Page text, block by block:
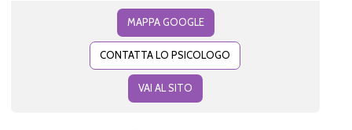
MAPPA GOOGLE
CONTATTA LO PSICOLOGO
VAI AL SITO